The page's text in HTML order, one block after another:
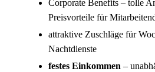
Corporate Benefits – tolle
Preisvorteile für
attraktive Zuschläge für
Nachtdienste
festes Einkommen –